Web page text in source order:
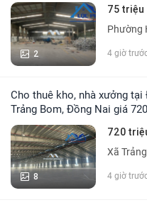
2
75 triệu
Phường
4 giờ
Cho thuê kho, nhà xưởng tại Đường Nguyễn Trãi, Trảng Bom,
Trảng Bom, Đồng Nai giá
8
720
Xã
4 giờ